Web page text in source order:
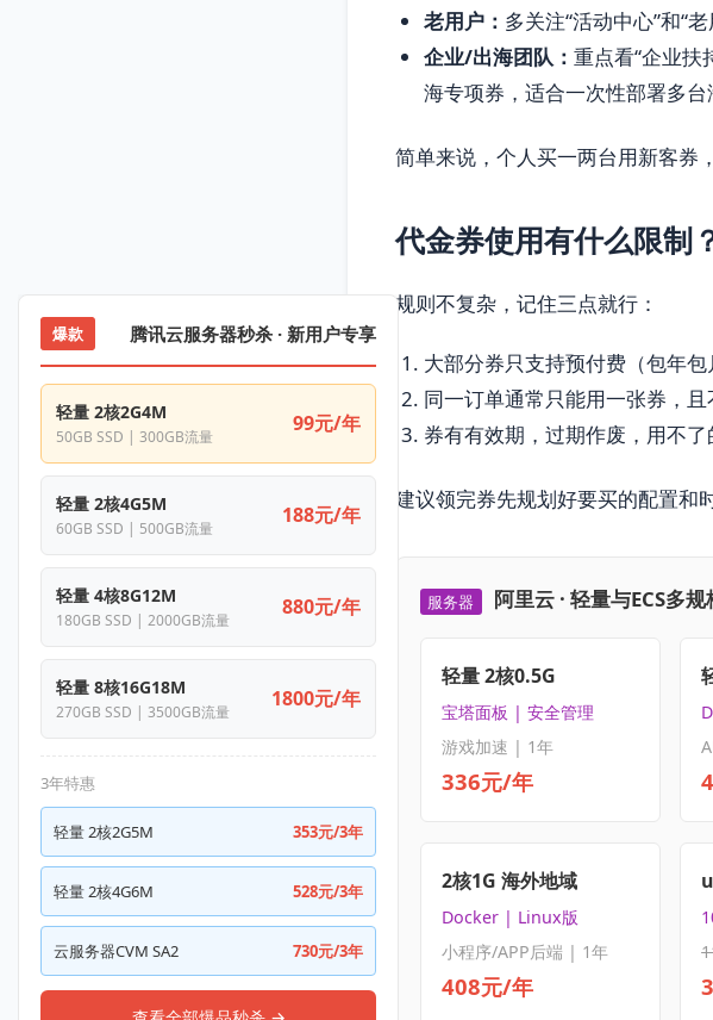
老用户： 多关注“活动中心”和“
企业/出海团队： 重点看“企业扶
海专项券，适合一次性部署多台
简单来说，个人买一两台用新客券
代金券使用有什么限制
规则不复杂，记住三点就行：
大部分券只支持预付费（包年
同一订单通常只能用一张券，且
券有有效期，过期作废，用不了
建议领完券先规划好要买的配置和
服务器 阿里云 · 轻量与ECS多
轻量 2核0.5G
宝塔面板 | 安全管理
游戏加速 | 1年
336元/年
2核1G 海外地域
Docker | Linux版
小程序/APP后端 | 1年
408元/年
爆款 腾讯云服务器秒杀 · 新用户专享
轻量 2核2G4M
50GB SSD | 300GB流量
99元/年
轻量 2核4G5M
60GB SSD | 500GB流量
188元/年
轻量 4核8G12M
180GB SSD | 2000GB流量
880元/年
轻量 8核16G18M
270GB SSD | 3500GB流量
1800元/年
3年特惠
轻量 2核2G5M 353元/3年
轻量 2核4G6M 528元/3年
云服务器CVM SA2 730元/3年